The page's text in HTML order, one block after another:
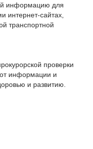
информацию для
интернет-сайтах,
транспортной
проверки
информации и
и развитию.